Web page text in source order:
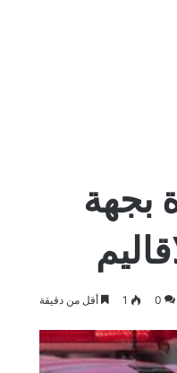
بجهة
0
1 أقل من دقيقة